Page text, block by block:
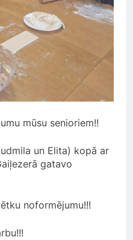
mūsu senioriem!!
un Elita) kopā ar
gatavo
noformējumu!!!